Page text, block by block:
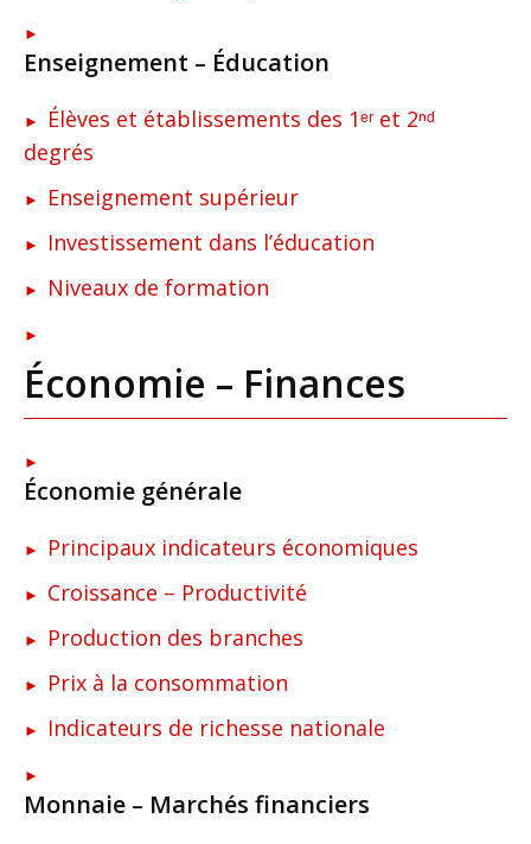
Enseignement – Éducation
Élèves et établissements des 1ᵉʳ et 2ⁿᵈ
degrés
Enseignement supérieur
Investissement dans l’éducation
Niveaux de formation
Économie – Finances
Économie générale
Principaux indicateurs économiques
Croissance – Productivité
Production des branches
Prix à la consommation
Indicateurs de richesse nationale
Monnaie – Marchés financiers